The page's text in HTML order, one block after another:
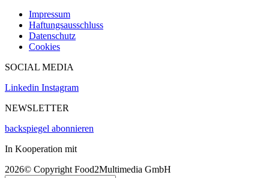
Impressum
Haftungsausschluss
Datenschutz
Cookies
SOCIAL MEDIA
Linkedin Instagram
NEWSLETTER
backspiegel abonnieren
In Kooperation mit
2026© Copyright Food2Multimedia GmbH